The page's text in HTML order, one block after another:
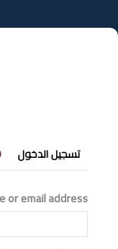
إلى
المحتوى
التبويبات
الأساسية
تسجيل الدخول
or email address